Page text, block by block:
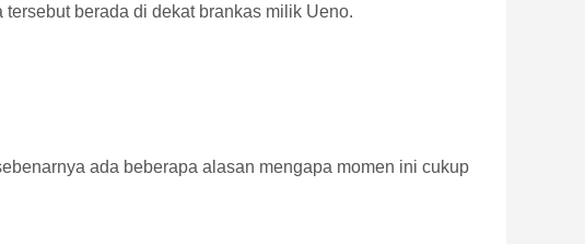
berada di dekat brankas milik Ueno.
ada beberapa alasan mengapa momen ini cukup